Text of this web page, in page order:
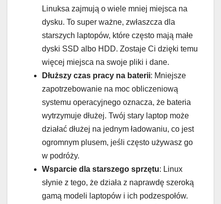
Linuksa zajmują o wiele mniej miejsca na
dysku. To super ważne, zwłaszcza dla
starszych laptopów, które często mają małe
dyski SSD albo HDD. Zostaje Ci dzięki temu
więcej miejsca na swoje pliki i dane.
Dłuższy czas pracy na baterii: Mniejsze
zapotrzebowanie na moc obliczeniową
systemu operacyjnego oznacza, że bateria
wytrzymuje dłużej. Twój stary laptop może
działać dłużej na jednym ładowaniu, co jest
ogromnym plusem, jeśli często używasz go
w podróży.
Wsparcie dla starszego sprzętu: Linux
słynie z tego, że działa z naprawdę szeroką
gamą modeli laptopów i ich podzespołów.